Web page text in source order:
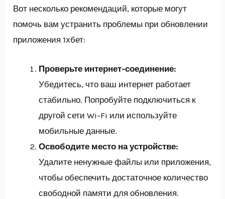
Вот несколько рекомендаций, которые могут
помочь вам устранить проблемы при обновлении
приложения 1хбет:
Проверьте интернет-соединение:
Убедитесь, что ваш интернет работает
стабильно. Попробуйте подключиться к
другой сети Wi-Fi или используйте
мобильные данные.
Освободите место на устройстве:
Удалите ненужные файлы или приложения,
чтобы обеспечить достаточное количество
свободной памяти для обновления.